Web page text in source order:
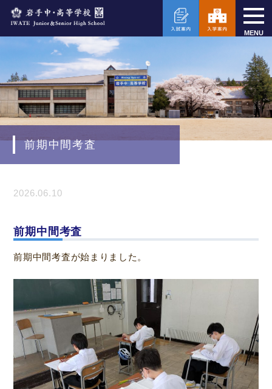
MENU
前期中間考査
2026.06.10
前期中間考査
前期中間考査が始まりました。